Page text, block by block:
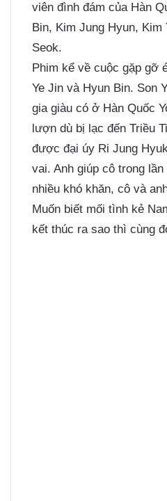
viên đình đám của Hàn
Bin, Kim Jung Hyun, Kim
Seok.
Phim kể về cuộc gặp gỡ
Ye Jin và Hyun Bin. Son
gia giàu có ở Hàn Quốc
lượn dù bị lạc đến Triều
được đại úy Ri Jung
vai. Anh giúp cô trong
nhiều khó khăn, cô và
Muốn biết mối tình kẻ
kết thúc ra sao thì cùng